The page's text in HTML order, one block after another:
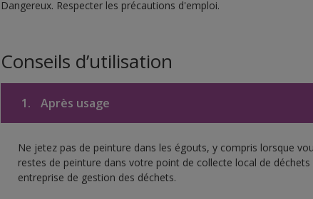
Dangereux. Respecter les précautions d'emploi.
Conseils d’utilisation
1. Après usage
Ne jetez pas de peinture dans les égouts, y compris lorsque
restes de peinture dans votre point de collecte local de
entreprise de gestion des déchets.